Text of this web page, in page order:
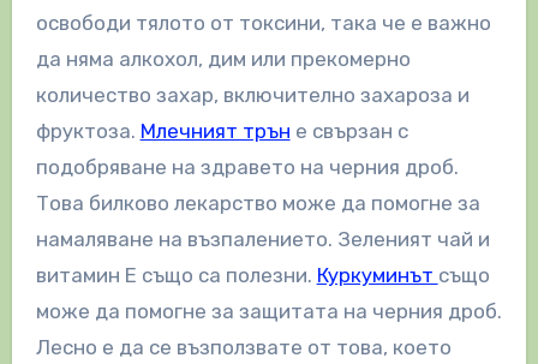
освободи тялото от токсини, така че е важно
да няма алкохол, дим или прекомерно
количество захар, включително захароза и
фруктоза. Млечният трън е свързан с
подобряване на здравето на черния дроб.
Това билково лекарство може да помогне за
намаляване на възпалението. Зеленият чай и
витамин Е също са полезни. Куркуминът също
може да помогне за защитата на черния дроб.
Лесно е да се възползвате от това, което